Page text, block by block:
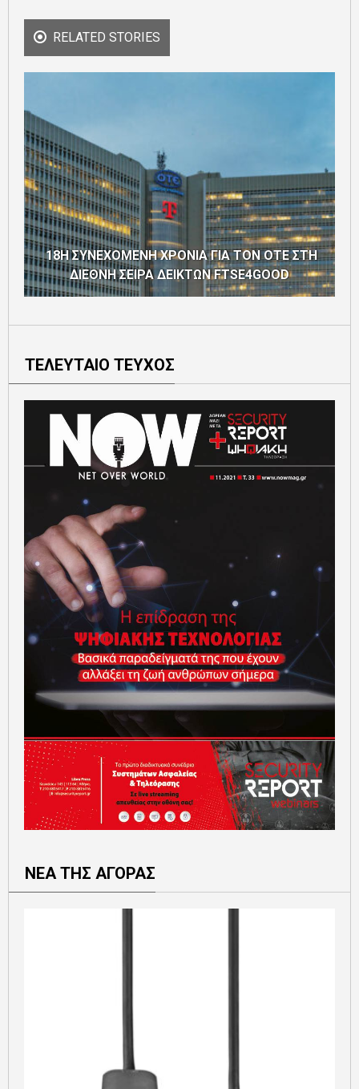
RELATED STORIES
18Η ΣΥΝΕΧΟΜΕΝΗ ΧΡΟΝΙΑ ΓΙΑ ΤΟΝ ΟΤΕ ΣΤΗ
ΔΙΕΘΝΗ ΣΕΙΡΑ ΔΕΙΚΤΩΝ FTSE4GOOD
ΤΕΛΕΥΤΑΙΟ ΤΕΥΧΟΣ
ΝΕΑ ΤΗΣ ΑΓΟΡΑΣ